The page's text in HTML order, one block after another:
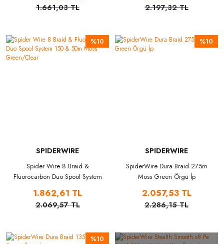
1.661,03 TL 2.197,32 TL
%10
SPIDERWIRE
Spider Wire 8 Braid &
Fluorocarbon Duo Spool System
1.862,61 TL
2.069,57 TL
%10
SPIDERWIRE
SpiderWire Dura Braid 275m
Moss Green Örgü İp
2.057,53 TL
2.286,15 TL
%10